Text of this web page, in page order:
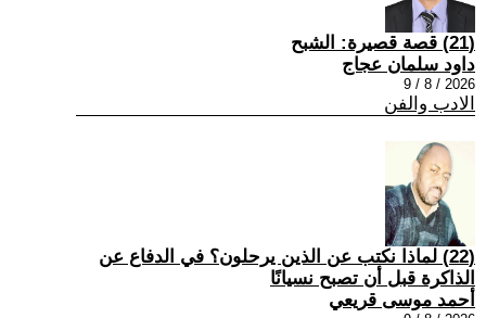
(21) قصة قصيرة: الشبح
داود سلمان عجاج
2026 / 8 / 9
الادب والفن
(22) لماذا نكتب عن الذين يرحلون؟ في الدفاع عن
الذاكرة قبل أن تصبح نسيانًا
أحمد موسى قريعي